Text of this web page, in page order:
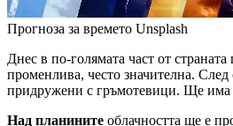
Прогноза за времето Unsplash
Днес в по-голямата част от
променлива, често значителна.
придружени с гръмотевици. Ще има
Над планините облачността ще е